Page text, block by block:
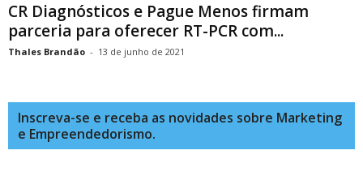
CR Diagnósticos e Pague Menos firmam
parceria para oferecer RT-PCR com...
Thales Brandão - 13 de junho de 2021
Inscreva-se e receba as novidades sobre Marketing
e Empreendedorismo.